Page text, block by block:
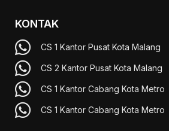
KONTAK
CS 1 Kantor Pusat Kota Malang
CS 2 Kantor Pusat Kota Malang
CS 1 Kantor Cabang Kota Metro
CS 1 Kantor Cabang Kota Metro